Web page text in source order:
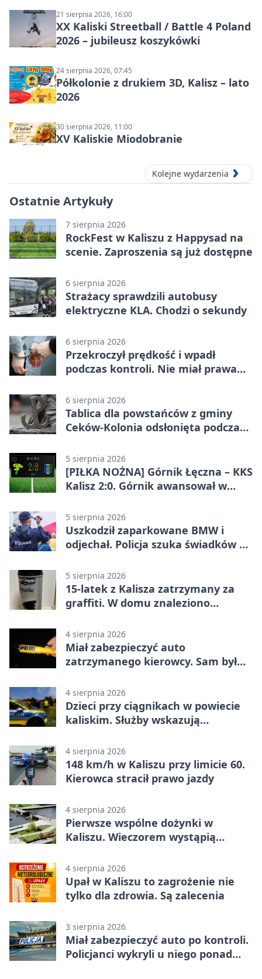
21 sierpnia 2026, 16:00
XX Kaliski Streetball / Battle 4 Poland
2026 – jubileusz koszykówki
24 sierpnia 2026, 07:45
Półkolonie z drukiem 3D, Kalisz – lato
2026
30 sierpnia 2026, 11:00
XV Kaliskie Miodobranie
Kolejne wydarzenia
Ostatnie Artykuły
7 sierpnia 2026
RockFest w Kaliszu z Happysad na
scenie. Zaproszenia są już dostępne
6 sierpnia 2026
Strażacy sprawdzili autobusy
elektryczne KLA. Chodzi o sekundy
6 sierpnia 2026
Przekroczył prędkość i wpadł
podczas kontroli. Nie miał prawa
6 sierpnia 2026
Tablica dla powstańców z gminy
Ceków-Kolonia odsłonięta podczas
5 sierpnia 2026
[PIŁKA NOŻNA] Górnik Łęczna – KKS
Kalisz 2:0. Górnik awansował w
5 sierpnia 2026
Uszkodził zaparkowane BMW i
odjechał. Policja szuka świadków w
5 sierpnia 2026
15-latek z Kalisza zatrzymany za
graffiti. W domu znaleziono
4 sierpnia 2026
Miał zabezpieczyć auto
zatrzymanego kierowcy. Sam był
4 sierpnia 2026
Dzieci przy ciągnikach w powiecie
kaliskim. Służby wskazują
4 sierpnia 2026
148 km/h w Kaliszu przy limicie 60.
Kierowca stracił prawo jazdy
4 sierpnia 2026
Pierwsze wspólne dożynki w
Kaliszu. Wieczorem wystąpią
4 sierpnia 2026
Upał w Kaliszu to zagrożenie nie
tylko dla zdrowia. Są zalecenia
3 sierpnia 2026
Miał zabezpieczyć auto po kontroli.
Policjanci wykryli u niego ponad